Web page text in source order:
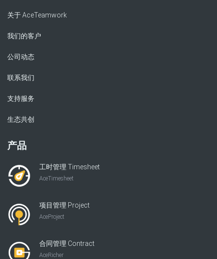
关于 AceTeamwork
我们的客户
公司动态
联系我们
支持服务
生态共创
产品
工时管理 Timesheet
AceTimesheet
项目管理 Project
AceProject
合同管理 Contract
AceRicher